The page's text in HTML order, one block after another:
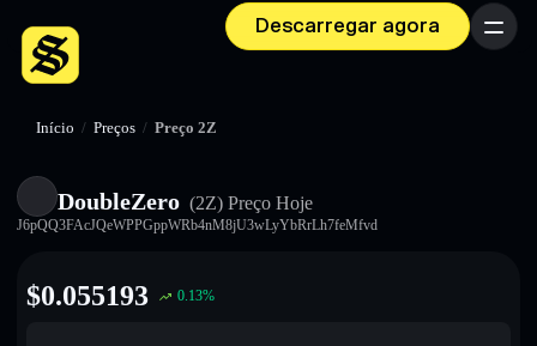
Descarregar agora Menu
Início / Preços / Preço 2Z
DoubleZero (2Z) Preço Hoje
J6pQQ3FAcJQeWPPGppWRb4nM8jU3wLyYbRrLh7feMfvd
$0.055193 0.13%